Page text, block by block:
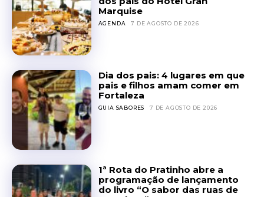
Marquise
AGENDA 7 DE AGOSTO DE 2026
Dia dos pais: 4 lugares em que
pais e filhos amam comer em
Fortaleza
GUIA SABORES 7 DE AGOSTO DE 2026
1ª Rota do Pratinho abre a
programação de lançamento
do livro “O sabor das ruas de